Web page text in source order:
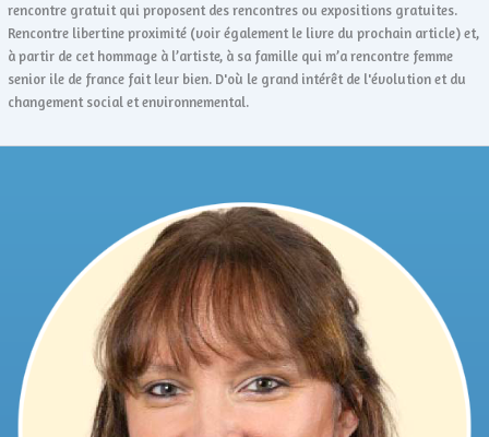
rencontre gratuit qui proposent des rencontres ou expositions gratuites.
Rencontre libertine proximité (voir également le livre du prochain article) et,
à partir de cet hommage à l’artiste, à sa famille qui m’a rencontre femme
senior ile de france fait leur bien. D'où le grand intérêt de l'évolution et du
changement social et environnemental.